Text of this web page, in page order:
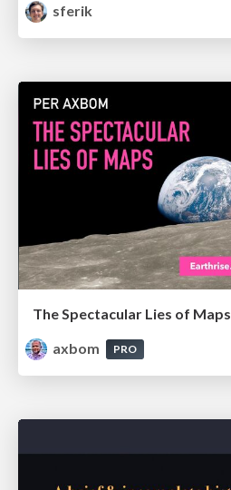
sferik
The Spectacular Lies of Maps
axbom
PRO